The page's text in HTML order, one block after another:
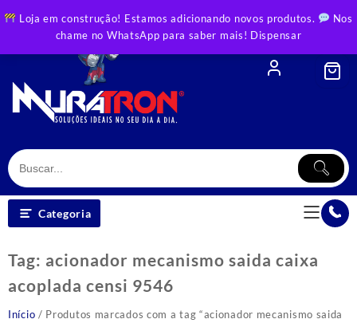
Loja em construção! Estamos adicionando novos produtos.
Nos
chame no WhatsApp para saber mais! Dispensar
to
Categoria
Tag: acionador mecanismo saida caixa
acoplada censi 9546
Início / Produtos marcados com a tag “acionador mecanismo saida